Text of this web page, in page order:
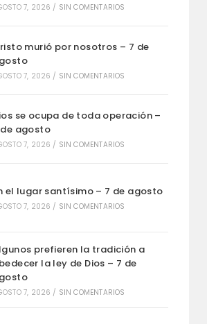
7, 2026 / SIN COMENTARIOS
murió por nosotros – 7 de
7, 2026 / SIN COMENTARIOS
se ocupa de toda operación –
de agosto
7, 2026 / SIN COMENTARIOS
el lugar santísimo – 7 de agosto
7, 2026 / SIN COMENTARIOS
prefieren la tradición a
la ley de Dios – 7 de
7, 2026 / SIN COMENTARIOS